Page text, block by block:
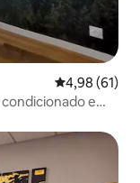
Classificação
4,98 (61)
e